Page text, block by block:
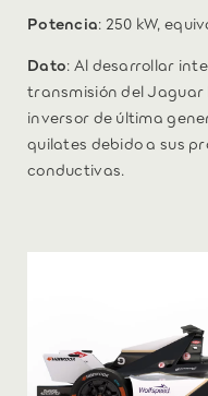
Potencia: 250 kW,
Dato: Al desarrollar
transmisión del Jaguar
inversor de última
quilates debido a sus
conductivas.